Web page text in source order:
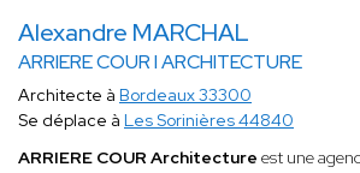
Alexandre MARCHAL
ARRIERE COUR I ARCHITECTURE
Architecte à Bordeaux 33300
Se déplace à Les Sorinières 44840
ARRIERE COUR Architecture est une